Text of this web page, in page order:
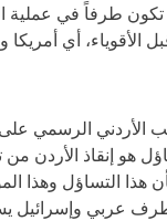
طرفاً في عملية
أي أمريكا
الأردني
هو إنقاذ الأردن
هذا التساؤل وهذا
عربي وإسرائيل